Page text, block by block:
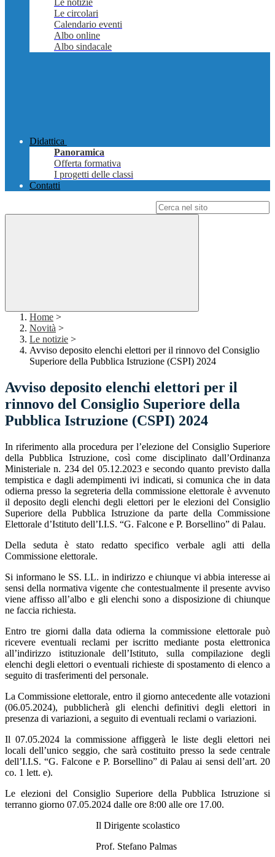
Le notizie
Le circolari
Calendario eventi
Albo online
Albo sindacale
Didattica
Panoramica
Offerta formativa
I progetti delle classi
Contatti
Home >
Novità >
Le notizie >
Avviso deposito elenchi elettori per il rinnovo del Consiglio
Superiore della Pubblica Istruzione (CSPI) 2024
Avviso deposito elenchi elettori per il
rinnovo del Consiglio Superiore della
Pubblica Istruzione (CSPI) 2024
In riferimento alla procedura per l’elezione del Consiglio Superiore
della Pubblica Istruzione, così come disciplinato dall’Ordinanza
Ministeriale n. 234 del 05.12.2023 e secondo quanto previsto dalla
tempistica e dagli adempimenti ivi indicati, si comunica che in data
odierna presso la segreteria della commissione elettorale è avvenuto
il deposito degli elenchi degli elettori per le elezioni del Consiglio
Superiore della Pubblica Istruzione da parte della Commissione
Elettorale d’Istituto dell’I.I.S. “G. Falcone e P. Borsellino” di Palau.
Della seduta è stato redatto specifico verbale agli atti della
Commissione elettorale.
Si informano le SS. LL. in indirizzo e chiunque vi abbia interesse ai
sensi della normativa vigente che contestualmente il presente avviso
viene affisso all’albo e gli elenchi sono a disposizione di chiunque
ne faccia richiesta.
Entro tre giorni dalla data odierna la commissione elettorale può
ricevere eventuali reclami per iscritto mediante posta elettronica
all’indirizzo istituzionale dell’Istituto, sulla compilazione degli
elenchi degli elettori o eventuali richieste di spostamento di elenco a
seguito di trasferimenti del personale.
La Commissione elettorale, entro il giorno antecedente alle votazioni
(06.05.2024), pubblicherà gli elenchi definitivi degli elettori in
presenza di variazioni, a seguito di eventuali reclami o variazioni.
Il 07.05.2024 la commissione affiggerà le liste degli elettori nei
locali dell’unico seggio, che sarà costituito presso la sede centrale
dell’I.I.S. “G. Falcone e P. Borsellino” di Palau ai sensi dell’art. 20
co. 1 lett. e).
Le elezioni del Consiglio Superiore della Pubblica Istruzione si
terranno giorno 07.05.2024 dalle ore 8:00 alle ore 17.00.
Il Dirigente scolastico
Prof. Stefano Palmas